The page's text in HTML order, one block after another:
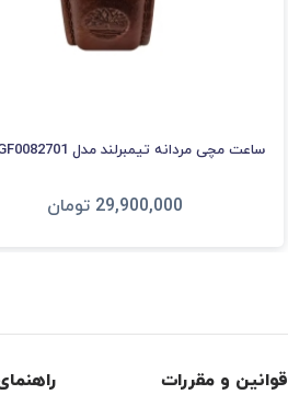
ساعت مچی مردانه تیمبرلند مدل TDWGF0082701
29,900,000 تومان
قوانین و مقررات